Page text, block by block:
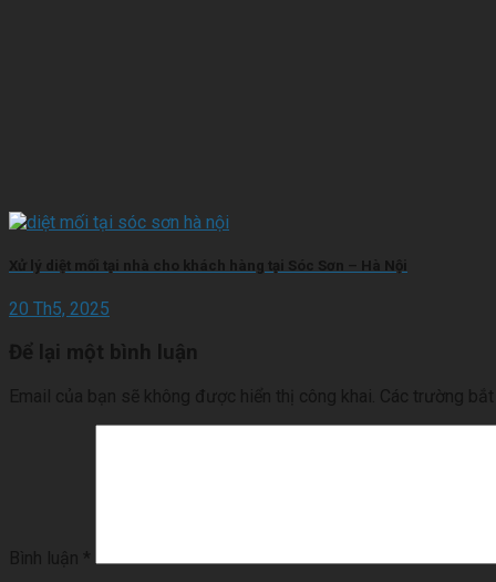
Xử lý diệt mối tại nhà cho khách hàng tại Sóc Sơn – Hà Nội
20 Th5, 2025
Để lại một bình luận
Email của bạn sẽ không được hiển thị công khai. Các trường
Bình luận